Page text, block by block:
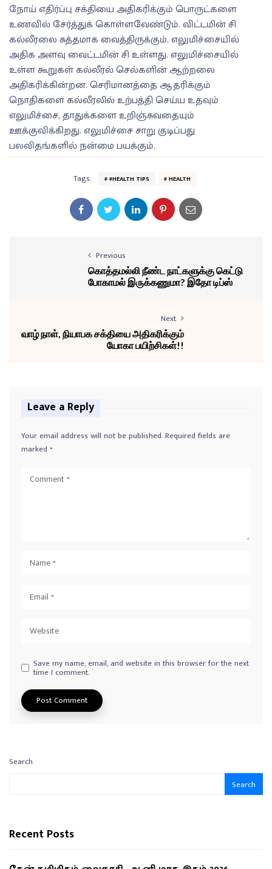
நோய் எதிர்ப்பு சக்தியை அதிகரிக்கும் பொருட்களை
உணவில் சேர்த்துக் கொள்ளவேண்டும். விட்டமின் சி
கல்லீரலை சுத்தமாக வைத்திருக்கும். எலுமிச்சையில்
அதிக அளவு வைட்டமின் சி உள்ளது. எலுமிச்சையில்
உள்ள கூறுகள் கல்லீரல் செல்களின் ஆற்றலை
அதிகரிக்கின்றன. செரிமானத்தை ஆதரிக்கும்
நொதிகளை கல்லீரலில் உற்பத்தி செய்ய உதவும்
எலுமிச்சை, தாதுக்களை உறிஞ்சுவதையும்
ஊக்குவிக்கிறது. எலுமிச்சை சாறு குடிப்பது
பலவிதங்களில் நன்மை பயக்கும்.
Tags: #HEALTH TIPS HEALTH
Previous
கொத்தமல்லி நீண்ட நாட்களுக்கு கெட்டு
போகாமல் இருக்கணுமா? இதோ டிப்ஸ்
Next
வாழ் நாள், நியாபக சக்தியை அதிகரிக்கும்
யோகா பயிற்சிகள்!!
Leave a Reply
Your email address will not be published.Required fields are
marked *
Save my name, email, and website in this browser for the next
time I comment.
Search
Search
Recent Posts